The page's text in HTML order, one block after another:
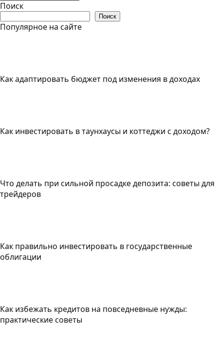
Поиск
Поиск
Популярное на сайте
Как адаптировать бюджет под изменения в доходах
Как инвестировать в таунхаусы и коттеджи с доходом?
Что делать при сильной просадке депозита: советы для
трейдеров
Как правильно инвестировать в государственные
облигации
Как избежать кредитов на повседневные нужды:
практические советы